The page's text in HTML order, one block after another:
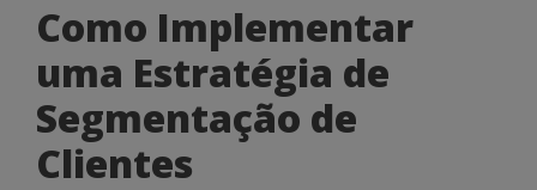
Como Implementar
uma Estratégia de
Segmentação de
Clientes